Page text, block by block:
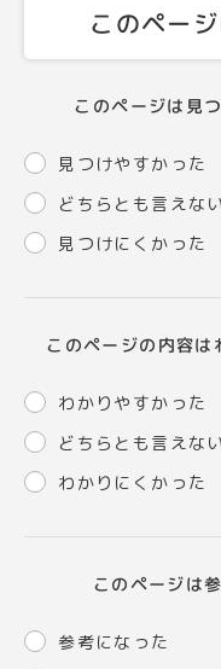
このペー
このページは見
見つけやすかった
どちらとも言えない
見つけにくかった
このページの内容は
わかりやすかった
どちらとも言えない
わかりにくかった
このページは
参考になった